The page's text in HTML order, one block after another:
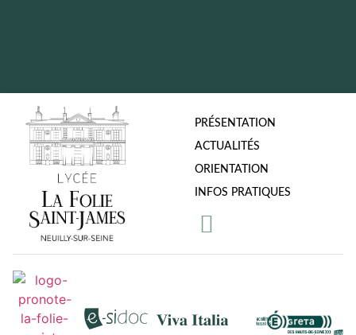
PRÉSENTATION
ACTUALITÉS
ORIENTATION
INFOS PRATIQUES